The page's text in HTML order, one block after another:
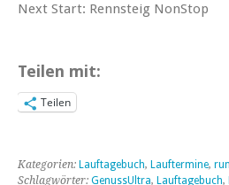
Next Start: Rennsteig NonStop
Teilen mit:
Teilen
Kategorien: Lauftagebuch, Lauftermine,
Schlagwörter: GenussUltra, Lauftagebuch,